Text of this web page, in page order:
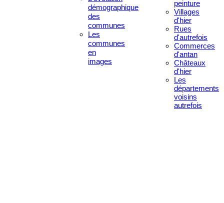
démographique
des
communes
Les
communes
en
images
peinture
Villages
d'hier
Rues
d'autrefois
Commerces
d'antan
Châteaux
d'hier
Les
départements
voisins
autrefois